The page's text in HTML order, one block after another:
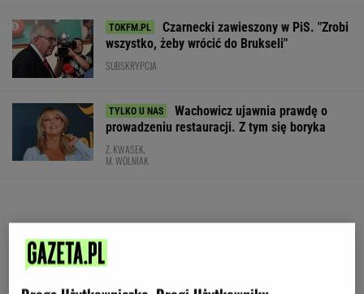
Czarnecki zawieszony w PiS. "Zrobi
wszystko, żeby wrócić do Brukseli"
SUBSKRYPCJA
Wachowicz ujawnia prawdę o
prowadzeniu restauracji. Z tym się boryka
Z. KWASEK,
M. WOLNIAK